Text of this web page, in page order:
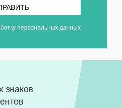
персональных данных
знаков